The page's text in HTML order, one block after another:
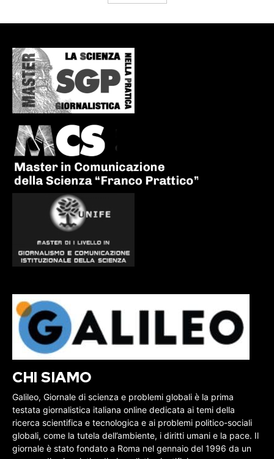
CHI SIAMO
Galileo, Giornale di scienza e problemi globali è la prima
testata giornalistica italiana online dedicata ai temi della
ricerca scientifica e tecnologica e ai problemi politico-sociali
globali, come la tutela dell’ambiente, i diritti umani e la pace. Il
giornale è stato fondato a Roma nel gennaio del 1996 da un